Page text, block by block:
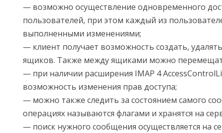
— возможно осуществление одновременного
пользователей, при этом каждый из
выполненными изменениями;
— клиент получает возможность создать,
ящиков. Также между ящиками можно
— при наличии расширения IMAP 4
возможность изменения прав доступа;
— можно также следить за состоянием самого
операциях называются флагами и хранятся на
— поиск нужного сообщения осуществляется на